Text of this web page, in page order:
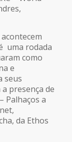
uma rodada
como
e
seus
presença de
Palhaços a
da Ethos